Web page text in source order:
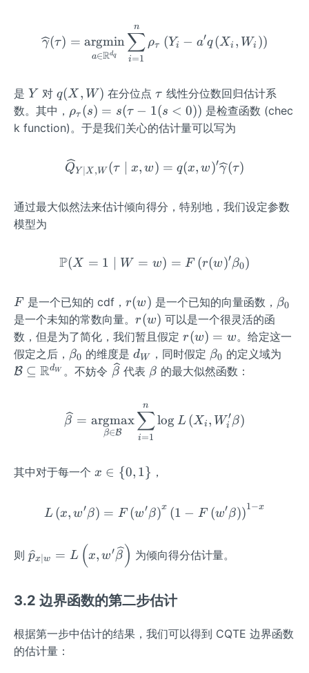
d
W
w)
{R}
^{d
X,
(0,
γ(τ) =
a∈Rdq
argmin
i=1
∑
n
ρτ (Yi − a′q (Xi , Wi ))
是 Y
Y 对q
(X,
W)
q(X , W) 在分位点\t
a
u
τ 线性分位数回归估计系
数。其中， \rh
o_
a
u}
=s
ath
{1}
(s<
0))
ρτ (s) = s(τ − 1(s < 0)) 是检查函数 (chec
k function)。于是我们关心的估计量可以写为
\widehat{Q}_{Y \mid
QY ∣ X ,W (τ x, w) = q(x, w)′γ(τ)
通过最大似然法来估计倾向得分，特别地，我们设定参数
模型为
\mathbb{P}(X=1 \mid
P(X = 1 W = w) = F (r(w)′β0)
F
F 是一个已知的 cdf， r
(w)
r(w) 是一个已知的向量函数， \b
a_
0
β0
是一个未知的常数向量。 r
(w)
r(w) 可以是一个很灵活的函
数，但是为了简化，我们暂且假定 r
(w)
=
r(w) = w。给定这一
假定之后， \b
et
β0 的维度是d
_
dW ，同时假定 \b
et
β0 的定义域为
B ⊆ RdW 。不妨令 \wi
{\b
et
β 代表 \b
β 的最大似然函数：
β =
β∈B
argmax
i=1
∑
n
log L (Xi , Wi
′β)
其中对于每一个 x
n\
{0,
\}
x ∈ {0, 1} ，
L\left(x, w^{\prime}
L (x, w′β) = F (w′β)x (1 − F (w′β))1−x
则 \wi
deh
{p}
\mi
d
px w = L (x, w′β) 为倾向得分估计量。
3.2 边界函数的第二步估计
根据第一步中估计的结果，我们可以得到 CQTE 边界函数
的估计量：